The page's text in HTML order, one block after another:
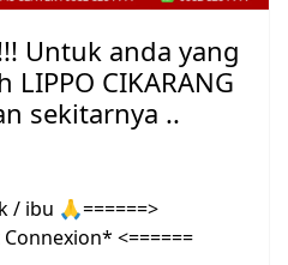
Untuk anda yang
CIKARANG
sekitarnya ..
/ ibu 🙏======>
Connexion* <======